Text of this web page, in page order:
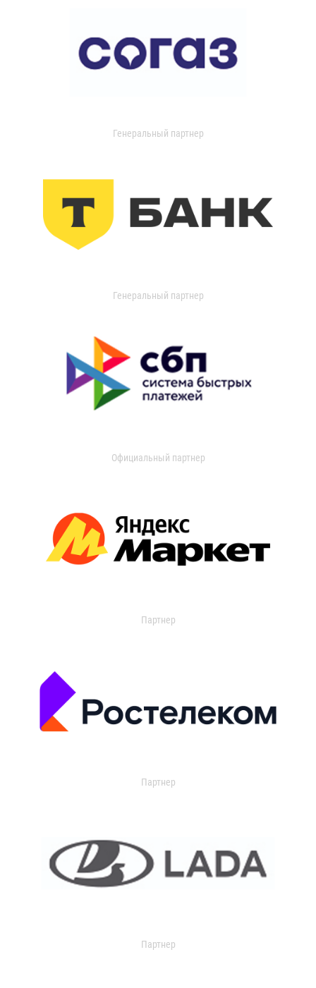
Генеральный партнер
Генеральный партнер
Официальный партнер
Партнер
Партнер
Партнер